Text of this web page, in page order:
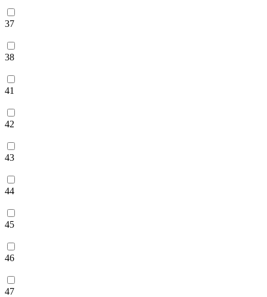
37
38
41
42
43
44
45
46
47